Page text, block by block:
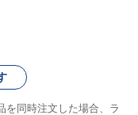
を同時注文した場合、ラ